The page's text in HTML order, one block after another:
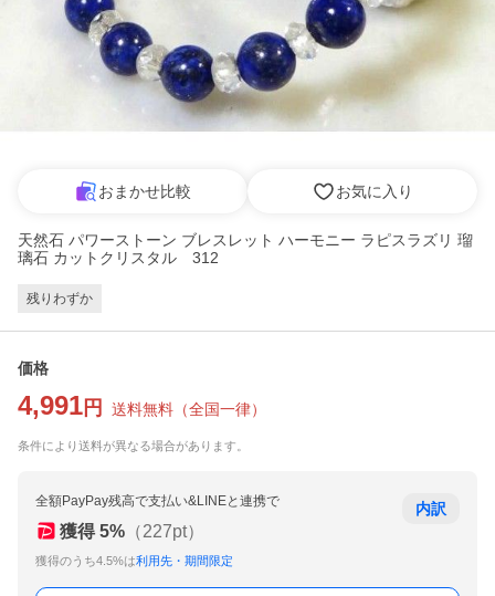
おまかせ比較 お気に入り
天然石 パワーストーン ブレスレット ハーモニー ラピスラズリ 瑠
璃石 カットクリスタル 312
残りわずか
価格
4,991 円 送料無料 （全国一律）
条件により送料が異なる場合があります。
全額PayPay残高で支払い&LINEと連携で
獲得 5% （227pt）
獲得のうち4.5%は利用先・期間限定
内訳